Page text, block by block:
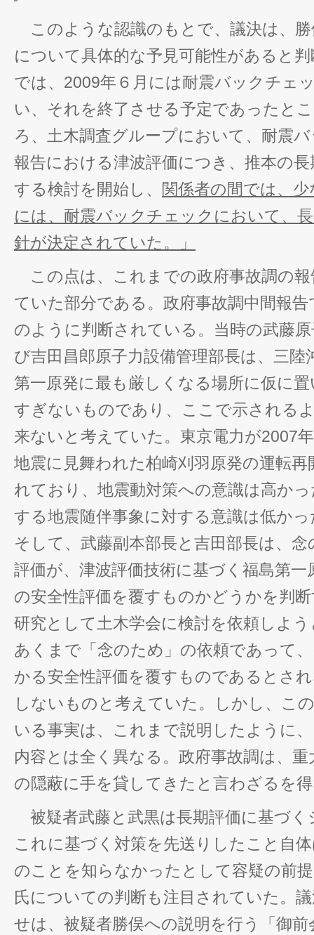
このような認識のもとで、議決は、勝
について具体的な予見可能性があると
では、2009年６月には耐震バックチェ
い、それを終了させる予定であったと
ろ、土木調査グループにおいて、耐震
報告における津波評価につき、推本の
する検討を開始し、 関係者の間では、
には、耐震バックチェックにおいて、
針が決定されていた。」
この点は、これまでの政府事故調の
ていた部分である。政府事故調中間報
のように判断されている。当時の武藤
び吉田昌郎原子力設備管理部長は、三
第一原発に最も厳しくなる場所に仮に
すぎないものであり、ここで示される
来ないと考えていた。東京電力が2007
地震に見舞われた柏崎刈羽原発の運転
れており、地震動対策への意識は高か
する地震随伴事象に対する意識は低か
そして、武藤副本部長と吉田部長は、
評価が、津波評価技術に基づく福島第一
の安全性評価を覆すものかどうかを判
研究として土木学会に検討を依頼しよ
あくまで「念のため」の依頼であって
かる安全性評価を覆すものであるとさ
しないものと考えていた。しかし、こ
いる事実は、これまで説明したように
内容とは全く異なる。政府事故調は、
の隠蔽に手を貸してきたと言わざるを
被疑者武藤と武黒は長期評価に基づ
これに基づく対策を先送りしたこと自
のことを知らなかったとして容疑の前
氏についての判断も注目されていた。
せは、被疑者勝俣への説明を行う「御